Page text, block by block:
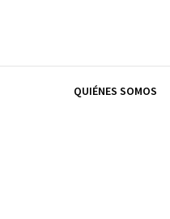
QUIÉNES SOMOS